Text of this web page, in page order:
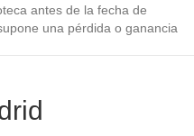
antes de la fecha de
una pérdida o ganancia